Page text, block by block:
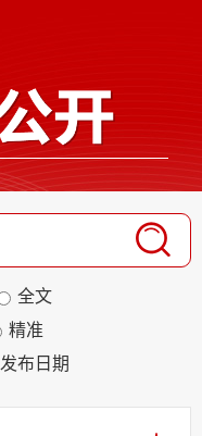
全文
精准
发布日期